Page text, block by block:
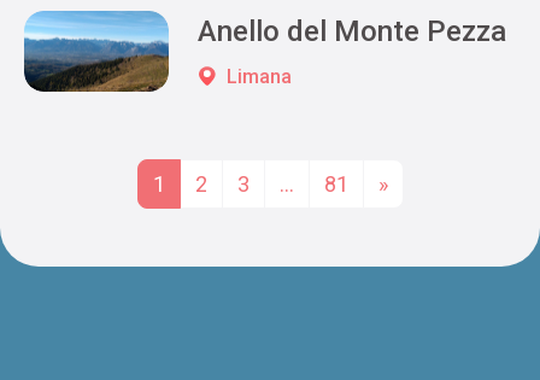
Anello del Monte Pezza
Limana
Posts navigation
1 2 3 … 81 »